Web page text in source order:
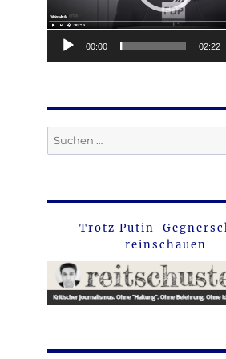
00:00 02:22
Suche
nach:
Trotz Putin-
reinschauen